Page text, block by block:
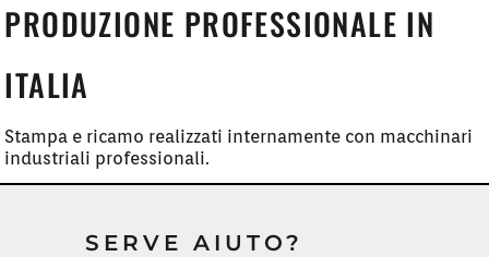
PRODUZIONE PROFESSIONALE IN
ITALIA
Stampa e ricamo realizzati internamente con macchinari
industriali professionali.
SERVE AIUTO?